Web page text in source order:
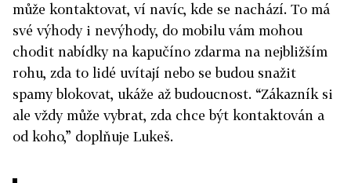
může kontaktovat, ví navíc, kde se nachází. To má
své výhody i nevýhody, do mobilu vám mohou
chodit nabídky na kapučíno zdarma na nejbližším
rohu, zda to lidé uvítají nebo se budou snažit
spamy blokovat, ukáže až budoucnost. “Zákazník si
ale vždy může vybrat, zda chce být kontaktován a
od koho,” doplňuje Lukeš.